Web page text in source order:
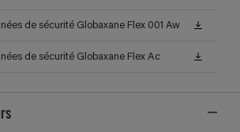
de sécurité Globaxane Flex 001 Aw
de sécurité Globaxane Flex Ac